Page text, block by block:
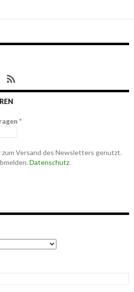
*
Versand des Newsletters genutzt.
Datenschutz.